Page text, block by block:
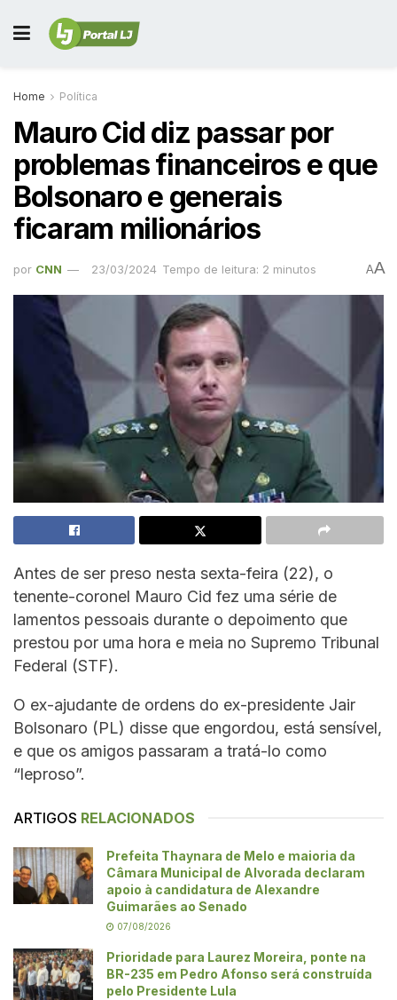
Home Política
Mauro Cid diz passar por
problemas financeiros e que
Bolsonaro e generais
ficaram milionários
por CNN 23/03/2024 Tempo de leitura: 2 minutos AA
Antes de ser preso nesta sexta-feira (22), o
tenente-coronel Mauro Cid fez uma série de
lamentos pessoais durante o depoimento que
prestou por uma hora e meia no Supremo Tribunal
Federal (STF).
O ex-ajudante de ordens do ex-presidente Jair
Bolsonaro (PL) disse que engordou, está sensível,
e que os amigos passaram a tratá-lo como
“leproso”.
ARTIGOS RELACIONADOS
Prefeita Thaynara de Melo e maioria da
Câmara Municipal de Alvorada declaram
apoio à candidatura de Alexandre
Guimarães ao Senado
07/08/2026
Prioridade para Laurez Moreira, ponte na
BR-235 em Pedro Afonso será construída
pelo Presidente Lula